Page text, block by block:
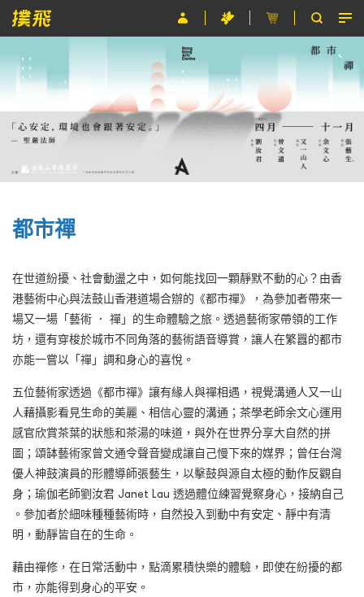
節目
主辦單位
關於撲飛
條款及細則
都市禪
在世道紛擾、社會動盪之中，如何能找回一顆靜默不動的心？由香
港藝術中心與法鼓山香港道場合辦的《都市禪》，為參加者帶來一
場又一場「藝術 ． 禪」的生命體驗之旅。透過藝術家帶領的工作
坊，還有穿梭於城市不同角落的藝術語音導賞，讓人在繁囂的都市
亦能一嘗以「禪」調和身心的喜悅。
五位藝術家透過《都市禪》讓有緣人與禪相遇，視覺溝通人又一山
人藉攝影看見生命的美麗、相信心靈的溝通；茶學老師余文心運用
感官欣賞茶葉的狀態和茶湯的味道，與外在世界分享大自然的拼
圖；頌缽藝術家曾文通令聲音變成讓自己慢下來的媒界；曾任台灣
優人神鼓演員的形體導師張藝生，以擊鼓與源自太極的動作反觀自
身；瑜伽老師劉汝君 Janet Lau 透過體位練習覺察身心，接納自己
。參加者於細味種種藝術時，自然投入到動中有安定、靜中有清
明，動靜皆自在的生命。
藉由禪修，在日常活動中，點滴累積快樂的體驗，即使在紛擾的都
市，亦能得到身心的平安。